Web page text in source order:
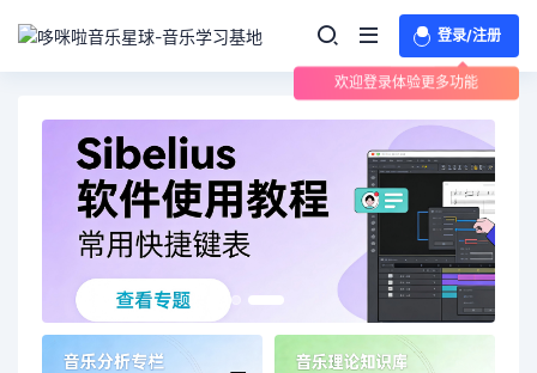
登录/注册
欢迎登录体验更多功能